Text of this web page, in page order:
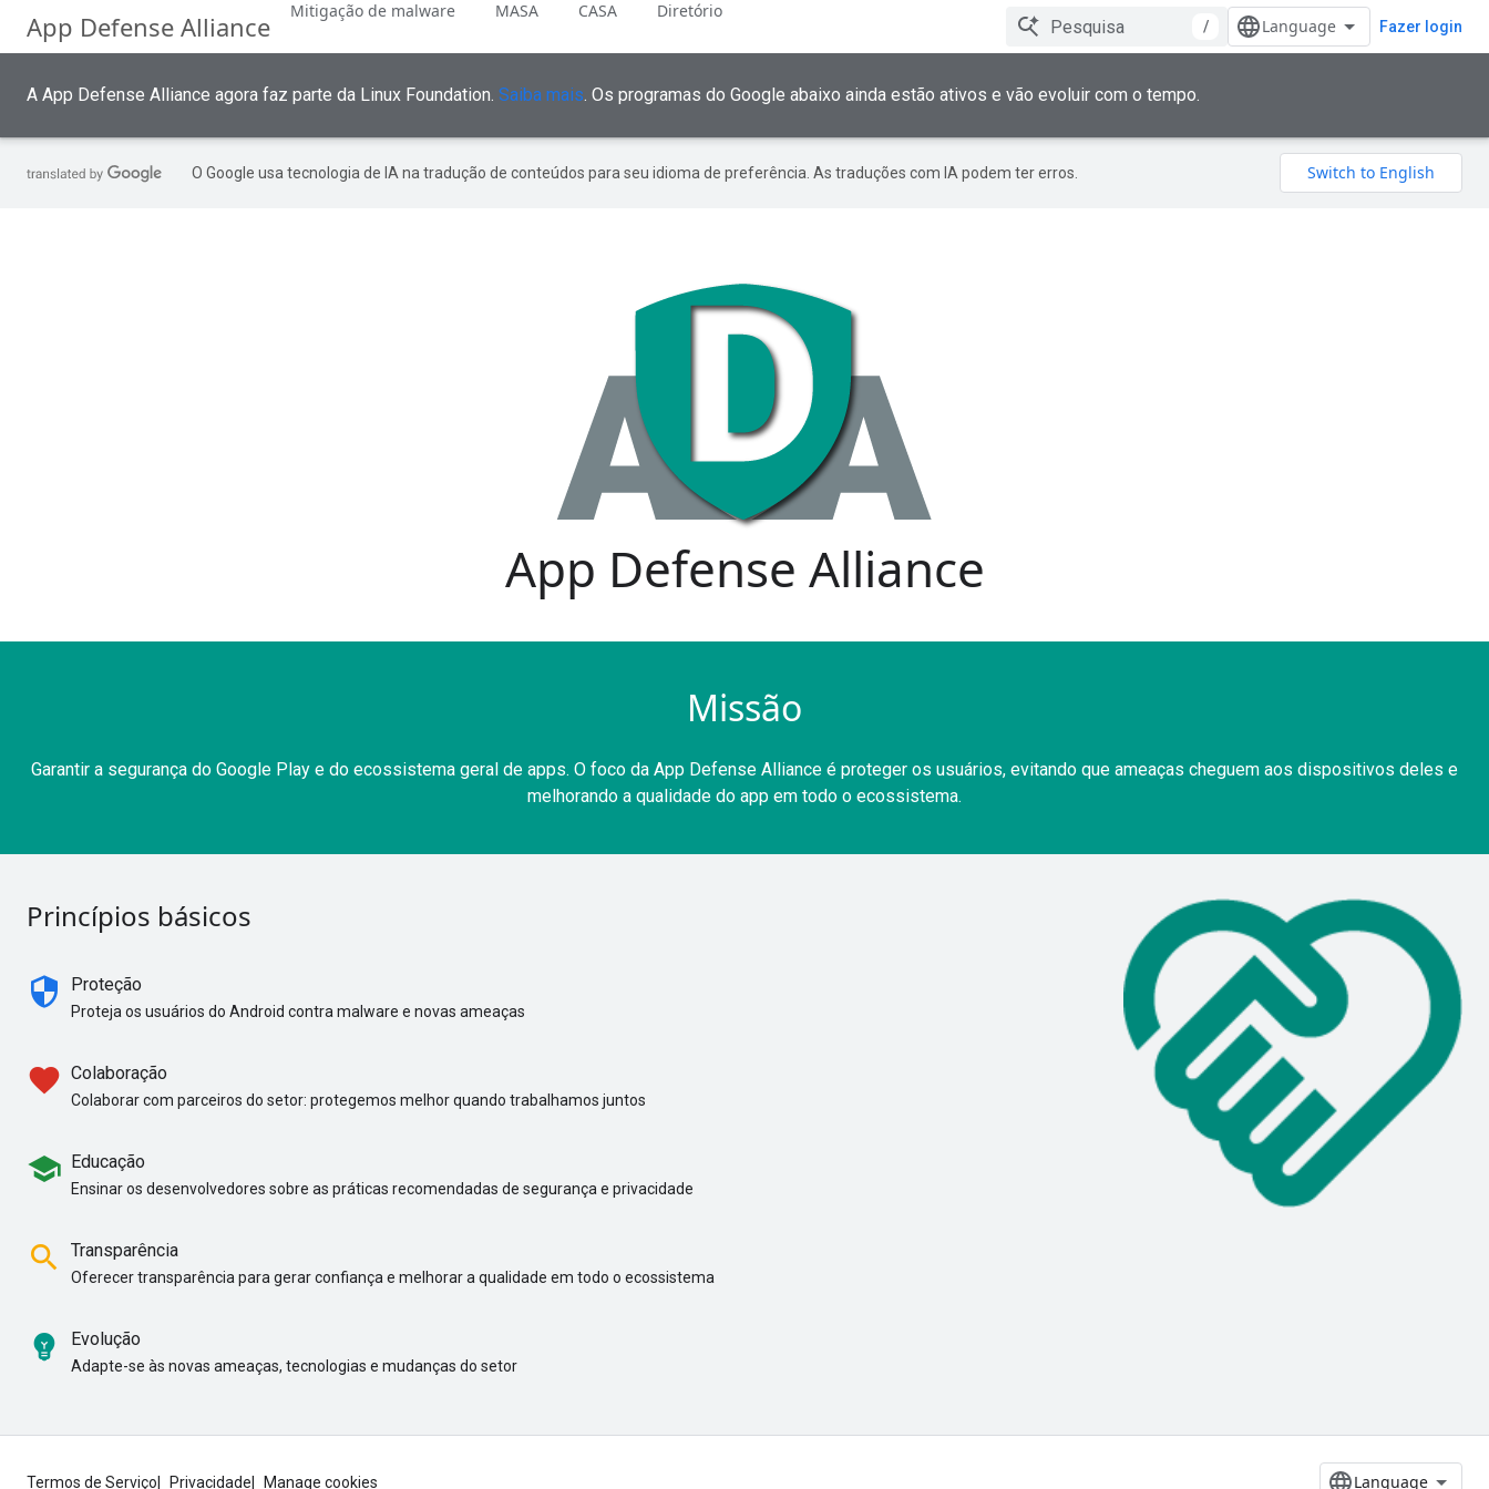
App Defense Alliance Mitigação de malware MASA CASA Diretório
/ Fazer login
A App Defense Alliance agora faz parte da Linux Foundation. Saiba mais. Os programas do Google abaixo ainda estão ativos e vão evoluir com o tempo.
O Google usa tecnologia de IA na tradução de conteúdos para seu idioma de preferência. As traduções com IA podem ter erros.
App Defense Alliance
Missão
Garantir a segurança do Google Play e do ecossistema geral de apps. O foco da App Defense Alliance é proteger os usuários, evitando que ameaças cheguem aos dispositivos deles e
melhorando a qualidade do app em todo o ecossistema.
Princípios básicos
security Proteção
Proteja os usuários do Android contra malware e novas ameaças
favorite Colaboração
Colaborar com parceiros do setor: protegemos melhor quando trabalhamos juntos
school Educação
Ensinar os desenvolvedores sobre as práticas recomendadas de segurança e privacidade
search Transparência
Oferecer transparência para gerar confiança e melhorar a qualidade em todo o ecossistema
emoji_objects Evolução
Adapte-se às novas ameaças, tecnologias e mudanças do setor
Termos de Serviço Privacidade Manage cookies